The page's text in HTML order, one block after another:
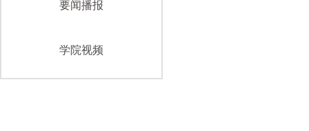
要闻播报
学院视频